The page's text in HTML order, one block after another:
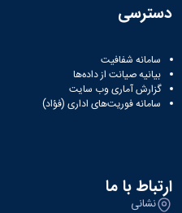
دسترسی
سامانه شفافیت
بیانیه صیانت از داده‌ها
گزارش آماری وب‌ سایت
سامانه فوریت‌های اداری (فؤاد)
ارتباط با ما
نشانی